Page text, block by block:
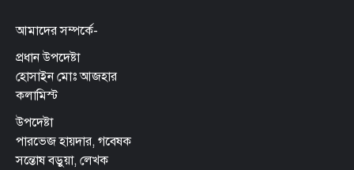
আমাদের সম্পর্কে-
প্রধান উপদেষ্টা
হোসাইন মোঃ আজহার
কলামিস্ট
উপদেষ্টা
পারভেজ হায়দার, গবেষক
সন্তোষ বড়ুয়া, লেখক